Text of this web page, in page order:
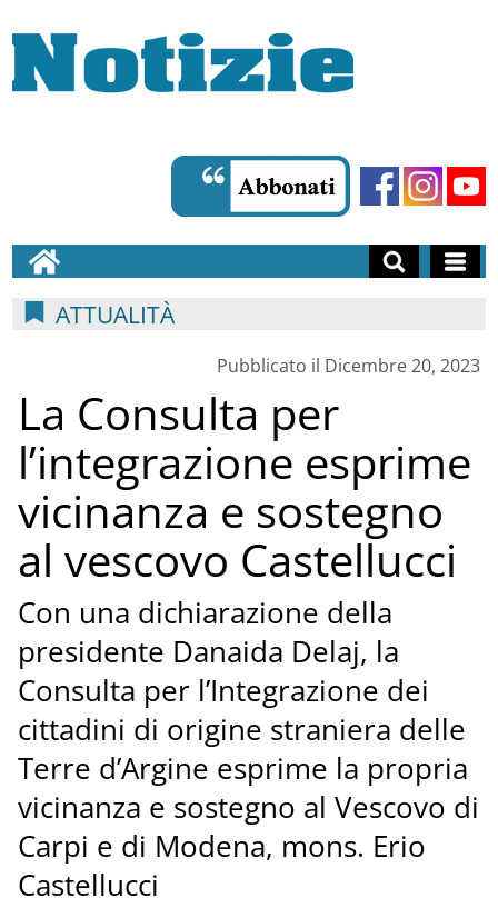
ATTUALITÀ
Pubblicato il Dicembre 20, 2023
La Consulta per
l’integrazione esprime
vicinanza e sostegno
al vescovo Castellucci
Con una dichiarazione della
presidente Danaida Delaj, la
Consulta per l’Integrazione dei
cittadini di origine straniera delle
Terre d’Argine esprime la propria
vicinanza e sostegno al Vescovo di
Carpi e di Modena, mons. Erio
Castellucci